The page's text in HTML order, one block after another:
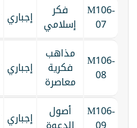
M106-
07
فكر
إسلامي إجباري
M106-
08
مذاهب
فكرية
معاصرة
إجباري
M106- أصول إجباري